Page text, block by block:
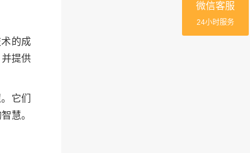
的成
提供
它们
慧。
微信客服
24小时服务